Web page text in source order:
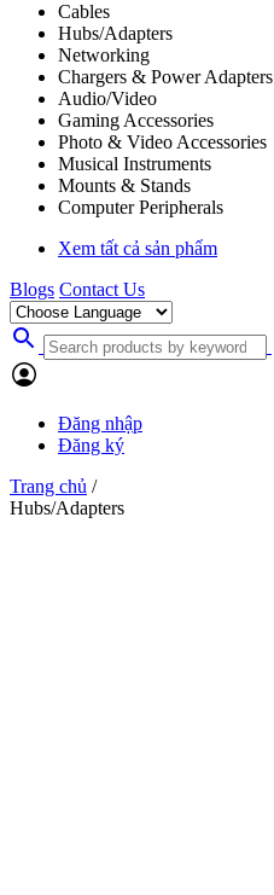
Cables
Hubs/Adapters
Networking
Chargers & Power Adapters
Audio/Video
Gaming Accessories
Photo & Video Accessories
Musical Instruments
Mounts & Stands
Computer Peripherals
Xem tất cả sản phẩm
Blogs Contact Us
Đăng nhập
Đăng ký
Trang chủ /
Hubs/Adapters